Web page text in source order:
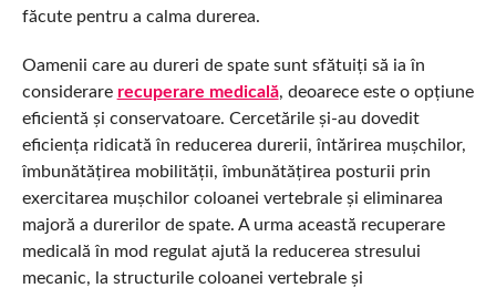
făcute pentru a calma durerea.
Oamenii care au dureri de spate sunt sfătuiți să ia în
considerare recuperare medicală, deoarece este o opțiune
eficientă și conservatoare. Cercetările și-au dovedit
eficiența ridicată în reducerea durerii, întărirea mușchilor,
îmbunătățirea mobilității, îmbunătățirea posturii prin
exercitarea mușchilor coloanei vertebrale și eliminarea
majoră a durerilor de spate. A urma această recuperare
medicală în mod regulat ajută la reducerea stresului
mecanic, la structurile coloanei vertebrale și